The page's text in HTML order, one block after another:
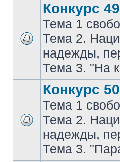
Конкурс 49
Тема 1
Тема 2.
надежды,
Тема 3. "На
Конкурс 50
Тема 1
Тема 2.
надежды,
Тема 3.